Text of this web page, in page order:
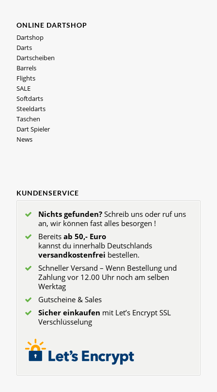
ONLINE DARTSHOP
Dartshop
Darts
Dartscheiben
Barrels
Flights
SALE
Softdarts
Steeldarts
Taschen
Dart Spieler
News
KUNDENSERVICE
Nichts gefunden?Schreib uns oder ruf uns
an, wir können fast alles besorgen !
Bereits ab 50,- Euro
kannst du innerhalb Deutschlands
versandkostenfrei bestellen.
Schneller Versand – Wenn Bestellung und
Zahlung vor 12.00 Uhr noch am selben
Werktag
Gutscheine & Sales
Sicher einkaufen mit Let’s Encrypt SSL
Verschlüsselung